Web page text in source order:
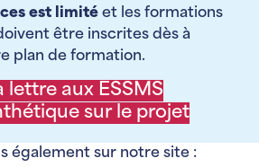
est limité et les formations
être inscrites dès à
plan de formation.
lettre aux ESSMS
sur le projet
également sur notre site :